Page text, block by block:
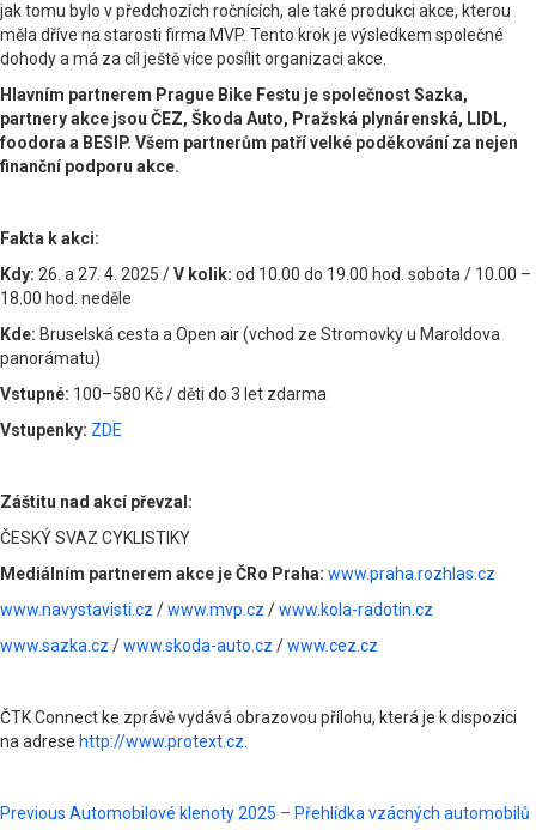
jak tomu bylo v předchozích ročnících, ale také produkci akce, kterou
měla dříve na starosti firma MVP. Tento krok je výsledkem společné
dohody a má za cíl ještě více posílit organizaci akce.
Hlavním partnerem Prague Bike Festu je společnost Sazka,
partnery akce jsou ČEZ, Škoda Auto, Pražská plynárenská, LIDL,
foodora a BESIP. Všem partnerům patří velké poděkování za nejen
finanční podporu akce.
Fakta k akci:
Kdy: 26. a 27. 4. 2025 /V kolik: od 10.00 do 19.00 hod. sobota / 10.00 –
18.00 hod. neděle
Kde: Bruselská cesta a Open air (vchod ze Stromovky u Maroldova
panorámatu)
Vstupné: 100–580 Kč / děti do 3 let zdarma
Vstupenky: ZDE
Záštitu nad akcí převzal:
ČESKÝ SVAZ CYKLISTIKY
Mediálním partnerem akce je ČRo Praha: www.praha.rozhlas.cz
www.navystavisti.cz /www.mvp.cz /www.kola-radotin.cz
www.sazka.cz /www.skoda-auto.cz /www.cez.cz
ČTK Connect ke zprávě vydává obrazovou přílohu, která je k dispozici
na adrese http://www.protext.cz.
Post
Previous Automobilové klenoty 2025 – Přehlídka vzácných automobilů